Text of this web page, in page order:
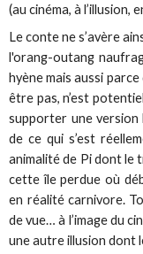
(au cinéma, à l’illusion,
Le conte ne s’avère
l'orang-outang
hyène mais aussi
être pas, n’est
supporter une version
de ce qui s’est
animalité de Pi dont le
cette île perdue où
en réalité carnivore.
de vue… à l’image du
une autre illusion dont